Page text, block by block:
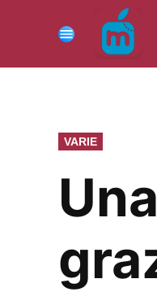
contenuto
Menu
PUBBLICATO
IN
VARIE